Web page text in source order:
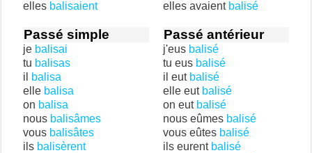
elles balisaient
elles avaient balisé
Passé simple
je balisai
tu balisas
il
balisa
elle balisa
on balisa
nous balisâmes
vous balisâtes
ils balisèrent
Passé antérieur
j'eus balisé
tu eus balisé
il eut balisé
elle eut balisé
on eut balisé
nous eûmes balisé
vous eûtes balisé
ils eurent balisé